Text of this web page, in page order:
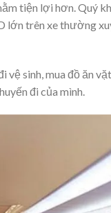
tiện lợi hơn. Quý
lớn trên xe thường
sinh, mua đồ ăn
đi của mình.